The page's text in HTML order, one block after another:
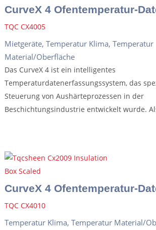
CurveX 4 Ofentemperatur-
TQC CX4005
Mietgeräte, Temperatur Klima, Temperatur
Material/Oberfläche
Das CurveX 4 ist ein intelligentes
Temperaturdatenerfassungssystem, das
Steuerung von Aushärteprozessen in der
Beschichtungsindustrie entwickelt wurde.
CurveX 4 Ofentemperatur-
TQC CX4010
Temperatur Klima, Temperatur Material/